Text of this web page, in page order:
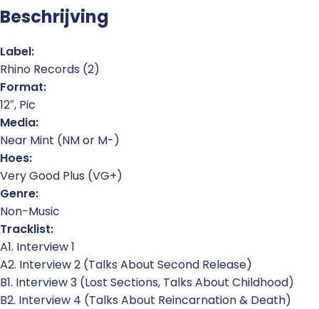
Beschrijving
Label:
Rhino Records (2)
Format:
12″, Pic
Media:
Near Mint (NM or M-)
Hoes:
Very Good Plus (VG+)
Genre:
Non-Music
Tracklist:
A1. Interview 1
A2. Interview 2 (Talks About Second Release)
B1. Interview 3 (Lost Sections, Talks About Childhood)
B2. Interview 4 (Talks About Reincarnation & Death)